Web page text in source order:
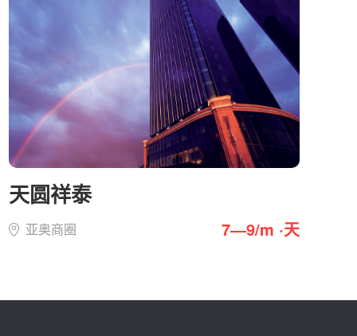
天圆祥泰
亚奥商圈 7—9/m ·天